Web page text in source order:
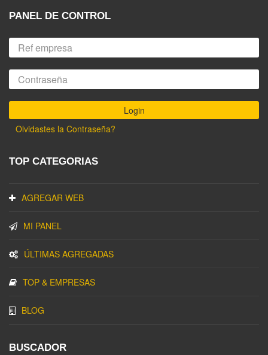
PANEL DE CONTROL
Olvidastes la Contraseña?
TOP CATEGORIAS
AGREGAR WEB
MI PANEL
ÚLTIMAS AGREGADAS
TOP & EMPRESAS
BLOG
BUSCADOR